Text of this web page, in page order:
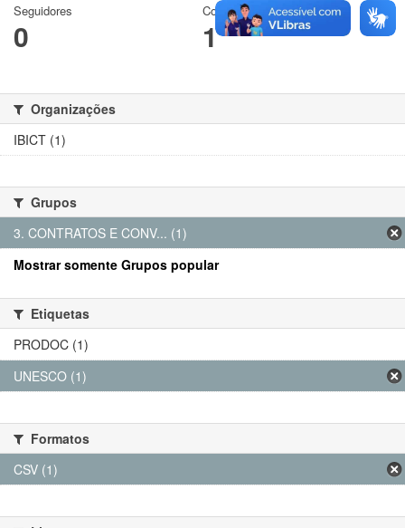
Seguidores
0
Conjuntos de dados
1
Organizações
IBICT (1)
Grupos
3. CONTRATOS E CONV... (1)
Mostrar somente Grupos popular
Etiquetas
PRODOC (1)
UNESCO (1)
Formatos
CSV (1)